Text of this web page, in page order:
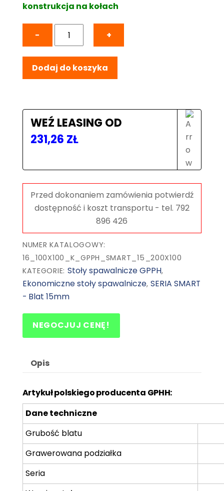
konstrukcja na kołach
−
ilość
Spawalniczy
SMART
2000x1000
blat
15mm,
otwory
fi16
siatka
100x100
mm,
na
+
Dodaj do koszyka
WEŹ LEASING OD
231,26 ZŁ
NUMER KATALOGOWY:
16_100X100_K_GPPH_SMART_15_200X100
KATEGORIE: Stoły spawalnicze GPPH,
Ekonomiczne stoły spawalnicze,SERIA SMART
- Blat 15mm
NEGOCJUJ CENĘ!
Opis
Artykuł polskiego producenta GPHH:
Dane techniczne
Grubość blatu
Grawerowana podziałka
Seria